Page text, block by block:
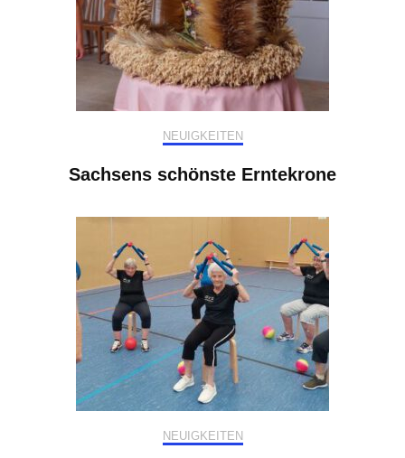
NEUIGKEITEN
Sachsens schönste Erntekrone
NEUIGKEITEN